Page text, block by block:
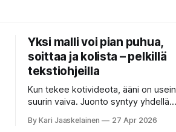
Yksi malli voi pian puhua,
soittaa ja kolista – pelkillä
tekstiohjeilla
Kun tekee kotivideota, ääni on usein
suurin vaiva. Juonto syntyy yhdellä
ukkosen jyrinä kolmannella. Jokainen
By Kari Jaaskelainen 27 Apr 2026